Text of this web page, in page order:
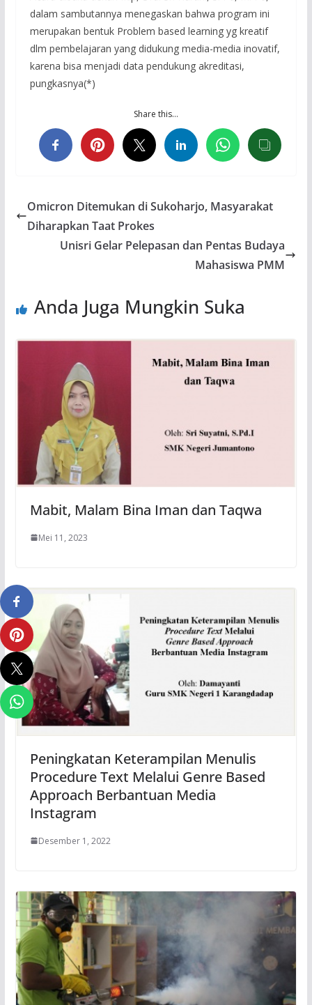
dalam sambutannya menegaskan bahwa program ini
merupakan bentuk Problem based learning yg kreatif
dlm pembelajaran yang didukung media-media inovatif,
karena bisa menjadi data pendukung akreditasi,
pungkasnya(*)
Share this…
Omicron Ditemukan di Sukoharjo, Masyarakat
Diharapkan Taat Prokes
Unisri Gelar Pelepasan dan Pentas Budaya
Mahasiswa PMM
Anda Juga Mungkin Suka
Mabit, Malam Bina Iman dan Taqwa
Mei 11, 2023
Peningkatan Keterampilan Menulis
Procedure Text Melalui Genre Based
Approach Berbantuan Media
Instagram
Desember 1, 2022